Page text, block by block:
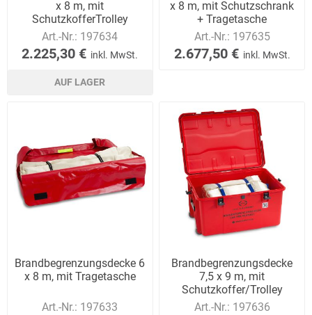
x 8 m, mit
SchutzkofferTrolley
Art.-Nr.: 197634
2.225,30 € inkl. MwSt.
AUF LAGER
x 8 m, mit Schutzschrank
+ Tragetasche
Art.-Nr.: 197635
2.677,50 € inkl. MwSt.
Brandbegrenzungsdecke 6
x 8 m, mit Tragetasche
Art.-Nr.: 197633
Brandbegrenzungsdecke
7,5 x 9 m, mit
Schutzkoffer/Trolley
Art.-Nr.: 197636